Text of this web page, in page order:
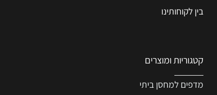
בין לקוחותינו
קטגוריות ומוצרים
מדפים למחסן ביתי